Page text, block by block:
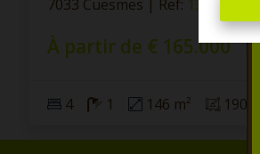
7033 Cuesmes | Ref: 13046
À partir de € 165.000
4 1 146 m² 190 m²